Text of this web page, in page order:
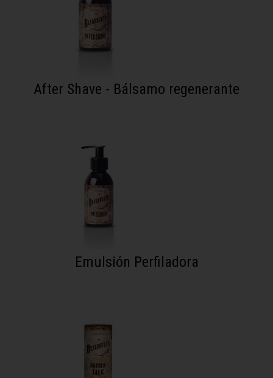
After Shave - Bálsamo regenerante
Emulsión Perfiladora